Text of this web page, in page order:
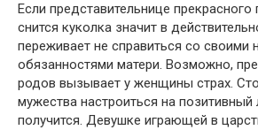
Если представительнице
снится куколка значит в
переживает не справиться со своими
обязанностями матери. Возможно,
родов вызывает у женщины страх.
мужества настроиться на позитивный
получится. Девушке играющей в